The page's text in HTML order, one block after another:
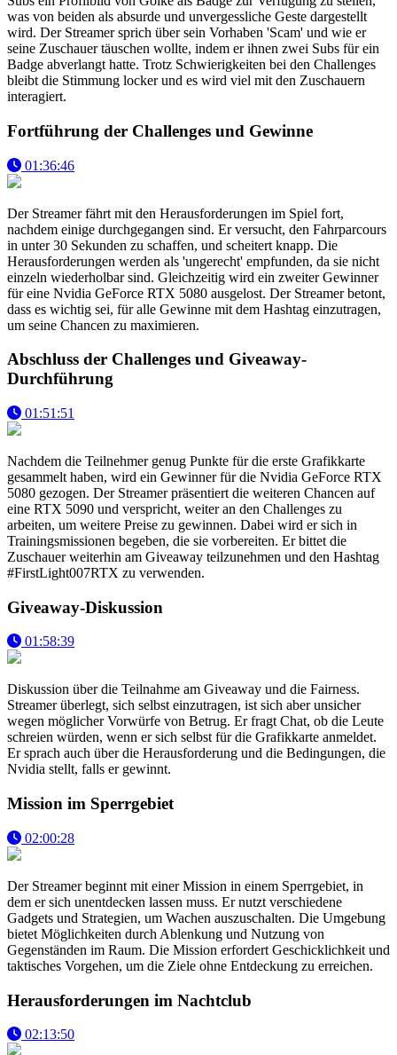
was von beiden als absurde und unvergessliche Geste dargestellt
wird. Der Streamer sprich über sein Vorhaben 'Scam' und wie er
seine Zuschauer täuschen wollte, indem er ihnen zwei Subs für ein
Badge abverlangt hatte. Trotz Schwierigkeiten bei den Challenges
bleibt die Stimmung locker und es wird viel mit den Zuschauern
interagiert.
Fortführung der Challenges und Gewinne
01:36:46
Der Streamer fährt mit den Herausforderungen im Spiel fort,
nachdem einige durchgegangen sind. Er versucht, den Fahrparcours
in unter 30 Sekunden zu schaffen, und scheitert knapp. Die
Herausforderungen werden als 'ungerecht' empfunden, da sie nicht
einzeln wiederholbar sind. Gleichzeitig wird ein zweiter Gewinner
für eine Nvidia GeForce RTX 5080 ausgelost. Der Streamer betont,
dass es wichtig sei, für alle Gewinne mit dem Hashtag einzutragen,
um seine Chancen zu maximieren.
Abschluss der Challenges und Giveaway-
Durchführung
01:51:51
Nachdem die Teilnehmer genug Punkte für die erste Grafikkarte
gesammelt haben, wird ein Gewinner für die Nvidia GeForce RTX
5080 gezogen. Der Streamer präsentiert die weiteren Chancen auf
eine RTX 5090 und verspricht, weiter an den Challenges zu
arbeiten, um weitere Preise zu gewinnen. Dabei wird er sich in
Trainingsmissionen begeben, die sie vorbereiten. Er bittet die
Zuschauer weiterhin am Giveaway teilzunehmen und den Hashtag
#FirstLight007RTX zu verwenden.
Giveaway-Diskussion
01:58:39
Diskussion über die Teilnahme am Giveaway und die Fairness.
Streamer überlegt, sich selbst einzutragen, ist sich aber unsicher
wegen möglicher Vorwürfe von Betrug. Er fragt Chat, ob die Leute
schreien würden, wenn er sich selbst für die Grafikkarte anmeldet.
Er sprach auch über die Herausforderung und die Bedingungen, die
Nvidia stellt, falls er gewinnt.
Mission im Sperrgebiet
02:00:28
Der Streamer beginnt mit einer Mission in einem Sperrgebiet, in
dem er sich unentdecken lassen muss. Er nutzt verschiedene
Gadgets und Strategien, um Wachen auszuschalten. Die Umgebung
bietet Möglichkeiten durch Ablenkung und Nutzung von
Gegenständen im Raum. Die Mission erfordert Geschicklichkeit und
taktisches Vorgehen, um die Ziele ohne Entdeckung zu erreichen.
Herausforderungen im Nachtclub
02:13:50